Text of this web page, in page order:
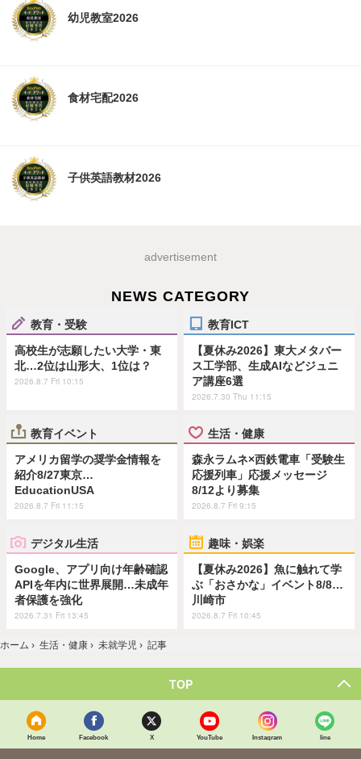
幼児教室2026
食材宅配2026
子供英語教材2026
advertisement
NEWS CATEGORY
教育・受験
高校生が志願したい大学・東
北…2位は山形大、1位は？
2026.8.7 Fri 10:15
教育ICT
【夏休み2026】東大メタバー
ス工学部、生成AIなどジュニ
ア講座6選
2026.7.30 Thu 11:15
教育イベント
アメリカ留学の奨学金情報を
紹介8/27東京…
EducationUSA
2026.8.7 Fri 11:15
生活・健康
森永ラムネ×西鉄電車「受験生
応援列車」応援メッセージ
8/12より募集
2026.8.7 Fri 9:15
デジタル生活
Google、アプリ向け年齢確認
APIを年内に世界展開…未成年
者保護を強化
2026.7.31 Fri 13:45
趣味・娯楽
【夏休み2026】魚に触れて学
ぶ「おさかな」イベント8/8…
川崎市
2026.8.7 Fri 10:45
ホーム › 生活・健康 › 未就学児 › 記事
TOP
Home Facebook X YouTube Instagram line